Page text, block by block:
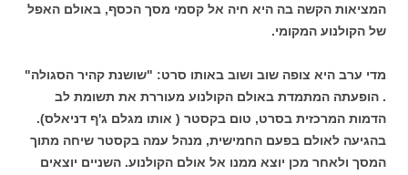
המציאות הקשה בה היא חיה אל קסמי מסך הכסף, באולם האפל
של הקולנוע המקומי.
מדי ערב היא צופה שוב ושוב באותו סרט: "שושנת קהיר הסגולה"
. הופעתה המתמדת באולם הקולנוע מעוררת את תשומת לב
הדמות המרכזית בסרט, טום בקסטר ( אותו מגלם ג'ף דניאלס).
בהגיעה לאולם בפעם החמישית, מנהל עמה בקסטר שיחה מתוך
המסך ולאחר מכן יוצא ממנו אל אולם הקולנוע. השניים יוצאים